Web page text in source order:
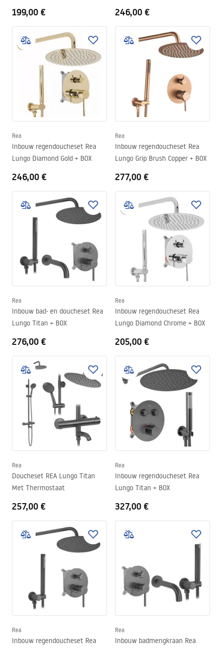
199,00 € 246,00 €
Rea
Inbouw regendoucheset Rea
Lungo Diamond Gold + BOX
246,00 €
Rea
Inbouw regendoucheset Rea
Lungo Grip Brush Copper + BOX
277,00 €
Rea
Inbouw bad- en doucheset Rea
Lungo Titan + BOX
276,00 €
Rea
Inbouw regendoucheset Rea
Lungo Diamond Chrome + BOX
205,00 €
Rea
Doucheset REA Lungo Titan
Met Thermostaat
257,00 €
Rea
Inbouw regendoucheset Rea
Lungo Titan + BOX
327,00 €
Rea
Inbouw regendoucheset Rea
Rea
Inbouw badmengkraan Rea